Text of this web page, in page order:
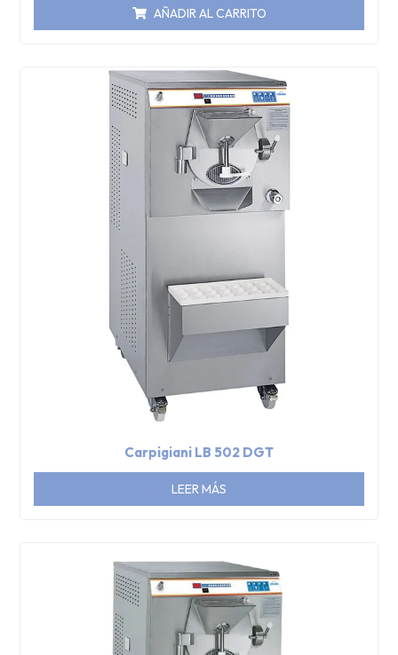
AÑADIR AL CARRITO
Carpigiani LB 502 DGT
LEER MÁS